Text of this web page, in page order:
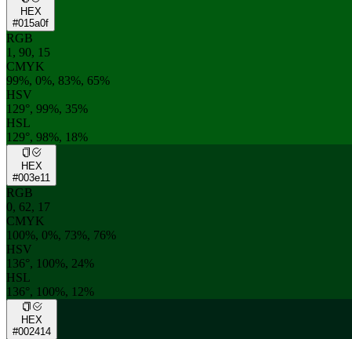
HEX
#015a0f
RGB
1, 90, 15
CMYK
99%, 0%, 83%, 65%
HSV
129°, 99%, 35%
HSL
129°, 98%, 18%
HEX
#003e11
RGB
0, 62, 17
CMYK
100%, 0%, 73%, 76%
HSV
136°, 100%, 24%
HSL
136°, 100%, 12%
HEX
#002414